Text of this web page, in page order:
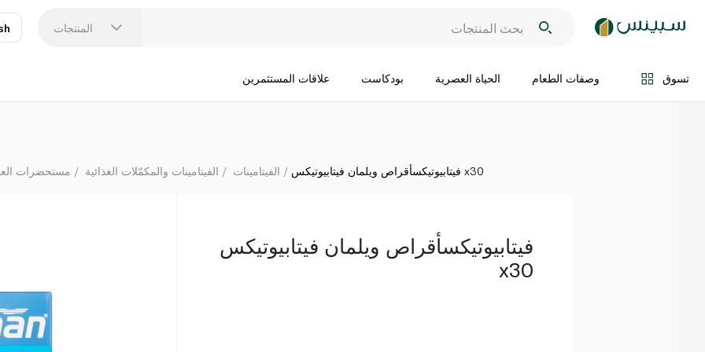
المنتجات
تسوق وصفات الطعام الحياة العصرية بودكاست علاقات المستثمرين
اضف الى السلة
مستحضرات الفيتامينات والمكمّلات الغذائية الفيتامينات فيتابيوتيكسأقراص ويلمان فيتابيوتيكس x30
فيتابيوتيكسأقراص ويلمان فيتابيوتيكس
x30